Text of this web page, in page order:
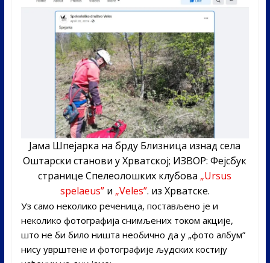
Јама Шпејарка на брду Близница изнад села
Оштарски станови у Хрватској; ИЗВОР: Фејсбук
странице Спелеолошких клубова „Ursus
spelaeus”и „Veles”. из Хрватске.
Уз само неколико реченица, постављено је и
неколико фотографија снимљених током акције,
што не би било ништа необично да у „фото албум”
нису уврштене и фотографије људских костију